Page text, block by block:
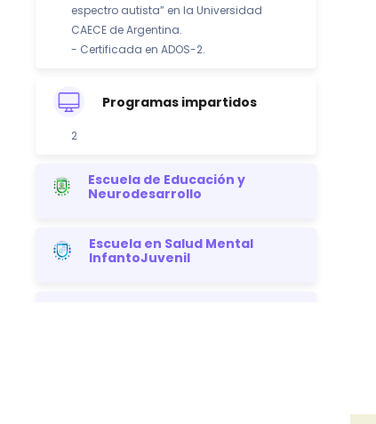
espectro autista” en la Universidad
CAECE de Argentina.
- Certificada en ADOS-2.
Programas impartidos
2
Escuela de Educación y
Neurodesarrollo
Escuela en Salud Mental
InfantoJuvenil